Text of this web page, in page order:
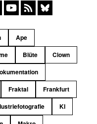
Ape
Blüte
Clown
Fraktal
Frankfurt
KI